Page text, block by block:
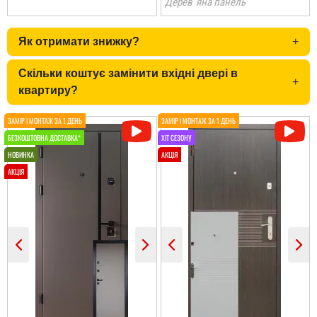
Олена
По рекомендації сусідів і
залишились
задоволеними.
читати всі відгуки
Ірина
Як отримати знижку? +
Скільки коштує замінити вхідні двері в
квартиру?
+